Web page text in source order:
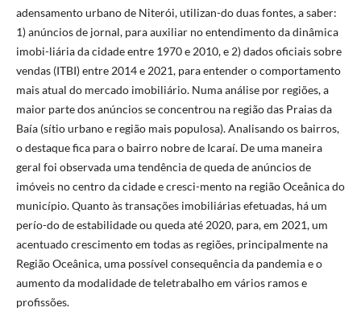
adensamento urbano de Niterói, utilizan-do duas fontes, a saber:
1) anúncios de jornal, para auxiliar no entendimento da dinâmica
imobi-liária da cidade entre 1970 e 2010, e 2) dados oficiais sobre
vendas (ITBI) entre 2014 e 2021, para entender o comportamento
mais atual do mercado imobiliário. Numa análise por regiões, a
maior parte dos anúncios se concentrou na região das Praias da
Baía (sítio urbano e região mais populosa). Analisando os bairros,
o destaque fica para o bairro nobre de Icaraí. De uma maneira
geral foi observada uma tendência de queda de anúncios de
imóveis no centro da cidade e cresci-mento na região Oceânica do
município. Quanto às transações imobiliárias efetuadas, há um
perío-do de estabilidade ou queda até 2020, para, em 2021, um
acentuado crescimento em todas as regiões, principalmente na
Região Oceânica, uma possível consequência da pandemia e o
aumento da modalidade de teletrabalho em vários ramos e
profissões.